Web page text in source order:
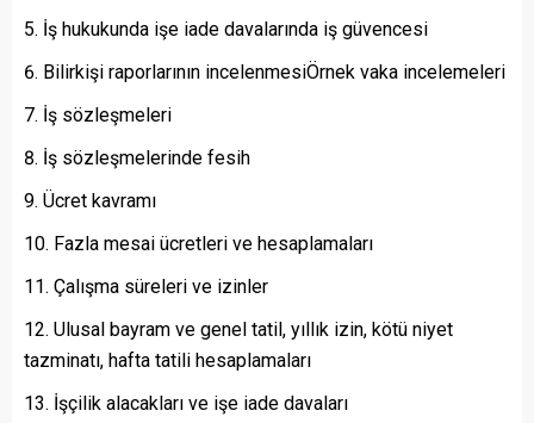
İş hukukunda işe iade davalarında iş güvencesi
Bilirkişi raporlarının incelenmesiÖrnek vaka incelemeleri
İş sözleşmeleri
İş sözleşmelerinde fesih
Ücret kavramı
Fazla mesai ücretleri ve hesaplamaları
Çalışma süreleri ve izinler
Ulusal bayram ve genel tatil, yıllık izin, kötü niyet
tazminatı, hafta tatili hesaplamaları
İşçilik alacakları ve işe iade davaları